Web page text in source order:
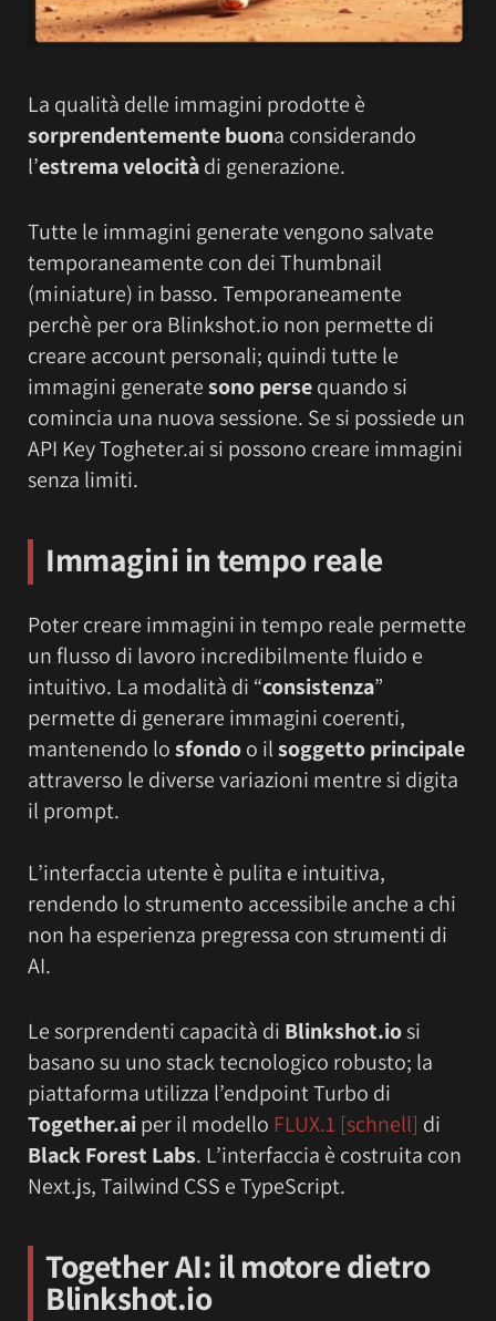
La qualità delle immagini prodotte è
sorprendentemente buona considerando
l’estrema velocitàdi generazione.
Tutte le immagini generate vengono salvate
temporaneamente con dei Thumbnail
(miniature) in basso. Temporaneamente
perchè per ora Blinkshot.io non permette di
creare account personali; quindi tutte le
immagini generatesono persequando si
comincia una nuova sessione. Se si possiede un
API Key Togheter.ai si possono creare immagini
senza limiti.
Immagini in tempo reale
Poter creare immagini in tempo reale permette
un flusso di lavoro incredibilmente fluido e
intuitivo. La modalità di “consistenza”
permette di generare immagini coerenti,
mantenendo losfondoo ilsoggetto principale
attraverso le diverse variazioni mentre si digita
il prompt.
L’interfaccia utente è pulita e intuitiva,
rendendo lo strumento accessibile anche a chi
non ha esperienza pregressa con strumenti di
AI.
Le sorprendenti capacità di Blinkshot.iosi
basano su uno stack tecnologico robusto; la
piattaforma utilizza l’endpoint Turbo di
Together.aiper il modello FLUX.1 [schnell] di
Black Forest Labs. L’interfaccia è costruita con
Next.js, Tailwind CSS e TypeScript.
Together AI: il motore dietro
Blinkshot.io